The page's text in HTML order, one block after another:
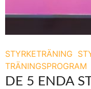
STYRKETRÄNING
TRÄNINGSPROGRAM
DE 5 ENDA